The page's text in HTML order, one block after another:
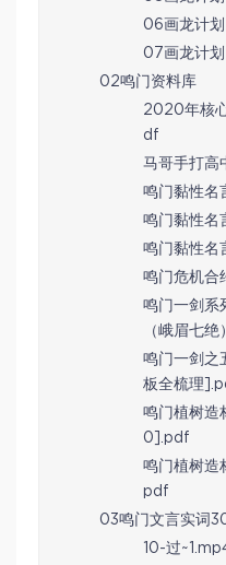
06画龙计
07画龙计
02鸣门资料库
2020年核
df
马哥手打高
鸣门黏性
鸣门黏性名
鸣门黏性名
鸣门危机合
鸣门一剑系
（峨眉七绝
鸣门一剑之
板全梳理
鸣门植树造
0].pdf
鸣门植树造
pdf
03鸣门文言实词
10-过